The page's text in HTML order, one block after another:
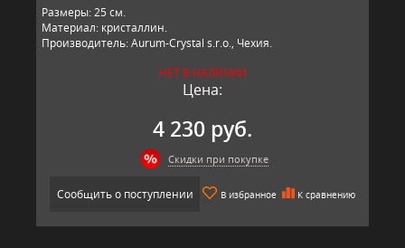
Размеры: 25 см.
Материал: кристаллин.
Производитель: Aurum-Crystal s.r.o., Чехия.
НЕТ В НАЛИЧИИ
Цена:
4 230 руб.
Скидки при покупке
Сообщить о поступлении В избранное К сравнению